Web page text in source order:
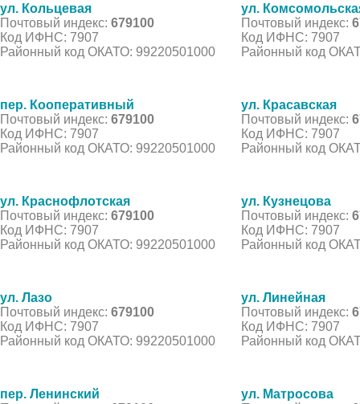
ул. Кольцевая
Почтовый индекс: 679100
Код ИФНС: 7907
Районный код ОКАТО: 99220501000
ул.
Почтовый индекс:
Код ИФНС: 7907
Районный код
пер. Кооперативный
Почтовый индекс: 679100
Код ИФНС: 7907
Районный код ОКАТО: 99220501000
ул. Красавская
Почтовый индекс:
Код ИФНС: 7907
Районный код
ул. Краснофлотская
Почтовый индекс: 679100
Код ИФНС: 7907
Районный код ОКАТО: 99220501000
ул. Кузнецова
Почтовый индекс:
Код ИФНС: 7907
Районный код
ул. Лазо
Почтовый индекс: 679100
Код ИФНС: 7907
Районный код ОКАТО: 99220501000
ул. Линейная
Почтовый индекс:
Код ИФНС: 7907
Районный код
пер. Ленинский
ул. Матросова